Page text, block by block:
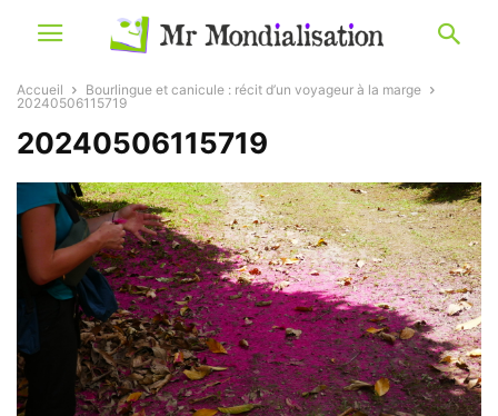
Accueil
Bourlingue et canicule : récit d’un voyageur à la marge
20240506115719
20240506115719